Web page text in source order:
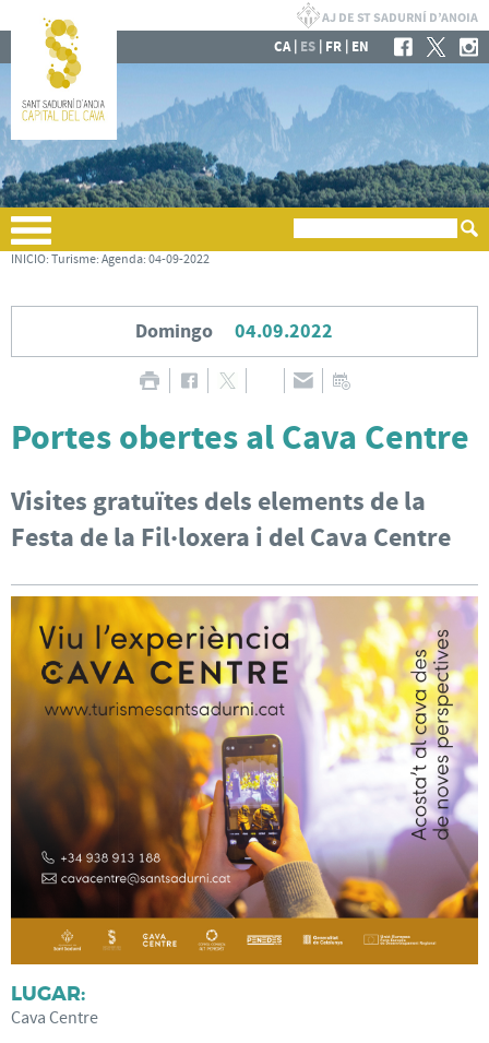
CA| ES | FR | EN
INICIO: Turisme: Agenda: 04-09-2022
Domingo 04.09.2022
Portes obertes al Cava Centre
Visites gratuïtes dels elements de la
Festa de la Fil·loxera i del Cava Centre
LUGAR:
Cava Centre